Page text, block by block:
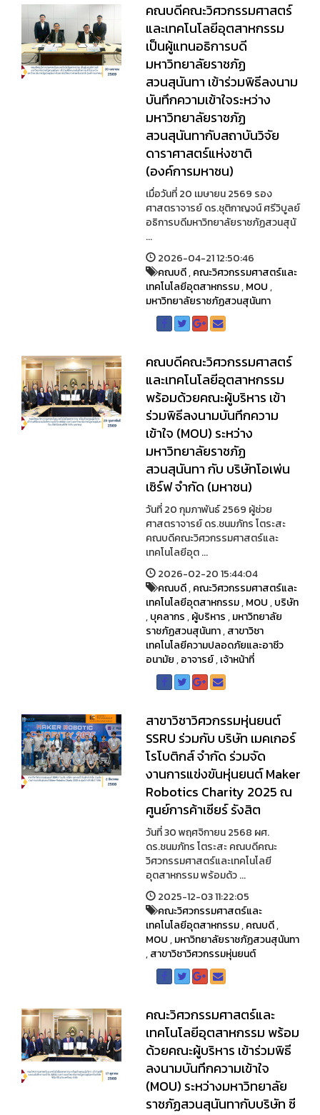
คณบดีคณะวิศวกรรมศาสตร์
และเทคโนโลยีอุตสาหกรรม
เป็นผู้แทนอธิการบดี
มหาวิทยาลัยราชภัฏ
สวนสุนันทา เข้าร่วมพิธีลงนาม
บันทึกความเข้าใจระหว่าง
มหาวิทยาลัยราชภัฏ
สวนสุนันทากับสถาบันวิจัย
ดาราศาสตร์แห่งชาติ
(องค์การมหาชน)
เมื่อวันที่ 20 เมษายน 2569 รอง
ศาสตราจารย์ ดร.ชุติกาญจน์ ศรีวิบูลย์
อธิการบดีมหาวิทยาลัยราชภัฏสวนสุนั
...
2026-04-21 12:50:46
คณบดี,คณะวิศวกรรมศาสตร์และ
เทคโนโลยีอุตสาหกรรม,MOU,
มหาวิทยาลัยราชภัฏสวนสุนันทา
คณบดีคณะวิศวกรรมศาสตร์
และเทคโนโลยีอุตสาหกรรม
พร้อมด้วยคณะผู้บริหาร เข้า
ร่วมพิธีลงนามบันทึกความ
เข้าใจ (MOU) ระหว่าง
มหาวิทยาลัยราชภัฏ
สวนสุนันทา กับ บริษัทโอเพ่น
เซิร์ฟ จำกัด (มหาชน)
วันที่ 20 กุมภาพันธ์ 2569 ผู้ช่วย
ศาสตราจารย์ ดร.ชนมภัทร โตระสะ
คณบดีคณะวิศวกรรมศาสตร์และ
เทคโนโลยีอุต ...
2026-02-20 15:44:04
คณบดี,คณะวิศวกรรมศาสตร์และ
เทคโนโลยีอุตสาหกรรม,MOU,บริษัท
,บุคลากร,ผู้บริหาร,มหาวิทยาลัย
ราชภัฏสวนสุนันทา,สาขาวิชา
เทคโนโลยีความปลอดภัยและอาชีว
อนามัย,อาจารย์,เจ้าหน้าที่
สาขาวิชาวิศวกรรมหุ่นยนต์
SSRU ร่วมกับ บริษัท เมคเกอร์
โรโบติกส์ จำกัด ร่วมจัด
งานการแข่งขันหุ่นยนต์ Maker
Robotics Charity 2025 ณ
ศูนย์การค้าเซียร์ รังสิต
วันที่ 30 พฤศจิกายน 2568 ผศ.
ดร.ชนมภัทร โตระสะ คณบดีคณะ
วิศวกรรมศาสตร์และเทคโนโลยี
อุตสาหกรรม พร้อมด้ว ...
2025-12-03 11:22:05
คณะวิศวกรรมศาสตร์และ
เทคโนโลยีอุตสาหกรรม,คณบดี,
MOU,มหาวิทยาลัยราชภัฏสวนสุนันทา
,สาขาวิชาวิศวกรรมหุ่นยนต์
คณะวิศวกรรมศาสตร์และ
เทคโนโลยีอุตสาหกรรม พร้อม
ด้วยคณะผู้บริหาร เข้าร่วมพิธี
ลงนามบันทึกความเข้าใจ
(MOU) ระหว่างมหาวิทยาลัย
ราชภัฏสวนสุนันทากับบริษัท ซี